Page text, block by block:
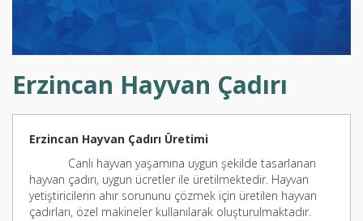
Erzincan Hayvan Çadırı
Erzincan Hayvan Çadırı Üretimi
Canlı hayvan yaşamına uygun şekilde tasarlanan
hayvan çadırı, uygun ücretler ile üretilmektedir. Hayvan
yetiştiricilerin ahır sorununu çözmek için üretilen hayvan
çadırları, özel makineler kullanılarak oluşturulmaktadır.